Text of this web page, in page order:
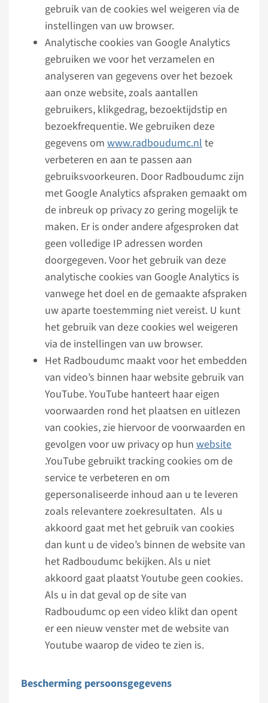
gebruik van de cookies wel weigeren via de
instellingen van uw browser.
Analytische cookies van Google Analytics
gebruiken we voor het verzamelen en
analyseren van gegevens over het bezoek
aan onze website, zoals aantallen
gebruikers, klikgedrag, bezoektijdstip en
bezoekfrequentie. We gebruiken deze
gegevens om www.radboudumc.nlte
verbeteren en aan te passen aan
gebruiksvoorkeuren. Door Radboudumc zijn
met Google Analytics afspraken gemaakt om
de inbreuk op privacy zo gering mogelijk te
maken. Er is onder andere afgesproken dat
geen volledige IP adressen worden
doorgegeven. Voor het gebruik van deze
analytische cookies van Google Analytics is
vanwege het doel en de gemaakte afspraken
uw aparte toestemming niet vereist. U kunt
het gebruik van deze cookies wel weigeren
via de instellingen van uw browser.
Het Radboudumc maakt voor het embedden
van video’s binnen haar website gebruik van
YouTube. YouTube hanteert haar eigen
voorwaarden rond het plaatsen en uitlezen
van cookies, zie hiervoor de voorwaarden en
gevolgen voor uw privacy op hun website
.YouTube gebruikt tracking cookies om de
service te verbeteren en om
gepersonaliseerde inhoud aan u te leveren
zoals relevantere zoekresultaten. Als u
akkoord gaat met het gebruik van cookies
dan kunt u de video’s binnen de website van
het Radboudumc bekijken. Als u niet
akkoord gaat plaatst Youtube geen cookies.
Als u in dat geval op de site van
Radboudumc op een video klikt dan opent
er een nieuw venster met de website van
Youtube waarop de video te zien is.
Bescherming persoonsgegevens